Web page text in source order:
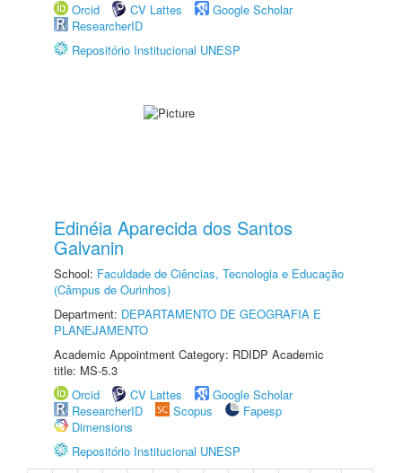
Orcid
CV Lattes
Google Scholar
ResearcherID
Repositório Institucional UNESP
Edinéia Aparecida dos Santos
Galvanin
School: Faculdade de Ciências, Tecnologia e Educação
(Câmpus de Ourinhos)
Department: DEPARTAMENTO DE GEOGRAFIA E
PLANEJAMENTO
Academic Appointment Category: RDIDP Academic
title: MS-5.3
Orcid
CV Lattes
Google Scholar
ResearcherID
Scopus
Fapesp
Dimensions
Repositório Institucional UNESP